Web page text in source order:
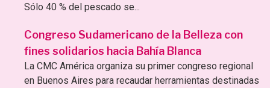
Sólo 40 % del pescado se...
Congreso Sudamericano de la Belleza con
fines solidarios hacia Bahía Blanca
La CMC América organiza su primer congreso regional
en Buenos Aires para recaudar herramientas destinadas